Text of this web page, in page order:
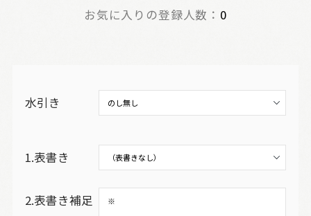
お気に入りの登録人数： 0
水引き
1.表書き
2.表書き補足